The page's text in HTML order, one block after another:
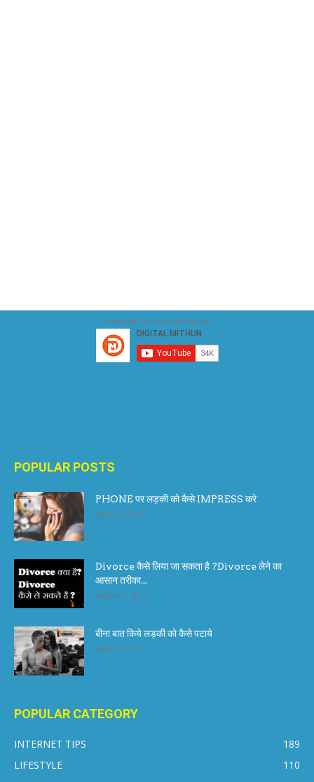
Subscribe Our Youtube Channel
POPULAR POSTS
PHONE पर लड़की को कैसे IMPRESS करे
April 17, 2017
Divorce कैसे लिया जा सकता है ?Divorce लेने का
आसान तरीका...
August 1, 2017
बीना बात किये लड़की को कैसे पटाये
April 6, 2017
POPULAR CATEGORY
INTERNET TIPS
189
LIFESTYLE
110